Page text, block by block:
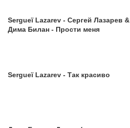
Sergueï Lazarev - Сергей Лазарев &
Дима Билан - Прости меня
Sergueï Lazarev - Так красиво